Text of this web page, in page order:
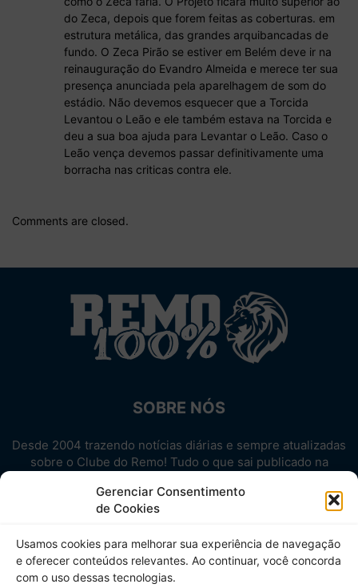
Gerenciar Consentimento
de Cookies
Usamos cookies para melhorar sua experiência de navegação
e oferecer conteúdos relevantes. Ao continuar, você concorda
com o uso dessas tecnologias.
do Zeca, depois que forem feitas as coberturas. em
estrutura metálica, das grandes arquibancadas de
fundo. O Zeca Pirão se estiver em Belém deve ir na
reinauguração do Evandro Almeida e merece ter sua
presença anunciada pela aparelhagem de som do
estádio. Não devemos esquecer que a Torcida
Levantou o Leão e ele também estava na Torcida e
deu a sua boa ajuda para Levantar o Leão. Caso o
Leão vença devemos passar definitivamente uma
borracha nas criticas contra ele.
Comments are closed.
SOBRE NÓS
Desde 2004 trazendo notícias diárias e sempre atualizadas
sobre o Clube do Remo! Tudo o que sai publicado na
Aproveite! Site não-oficial.
SIGA-NOS